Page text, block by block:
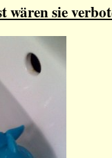
wären sie